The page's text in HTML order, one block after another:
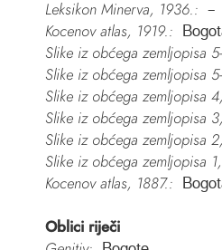
Leksikon Minerva, 1936.: –
Kocenov atlas, 1919.:
Slike iz obćega zemljopisa
Slike iz obćega zemljopisa
Slike iz obćega zemljopisa
Slike iz obćega zemljopisa
Slike iz obćega zemljopisa
Slike iz obćega zemljopisa
Kocenov atlas, 1887.:
Oblici riječi